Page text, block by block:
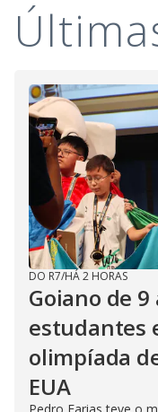
DO R7/HÁ 2 HORAS
Goiano de
estudantes
olimpíada
EUA